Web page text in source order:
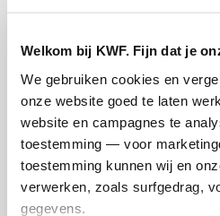
Welkom bij KWF. Fijn dat je
We gebruiken cookies en
onze website goed te laten
website en campagnes te
toestemming — voor
toestemming kunnen wij en
verwerken, zoals surfgedrag,
gegevens.
Ik wil bijdragen aan
en betaal €0.75 extra.